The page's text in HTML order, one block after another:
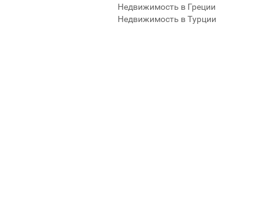
Недвижимость в Греции
Недвижимость в Турции